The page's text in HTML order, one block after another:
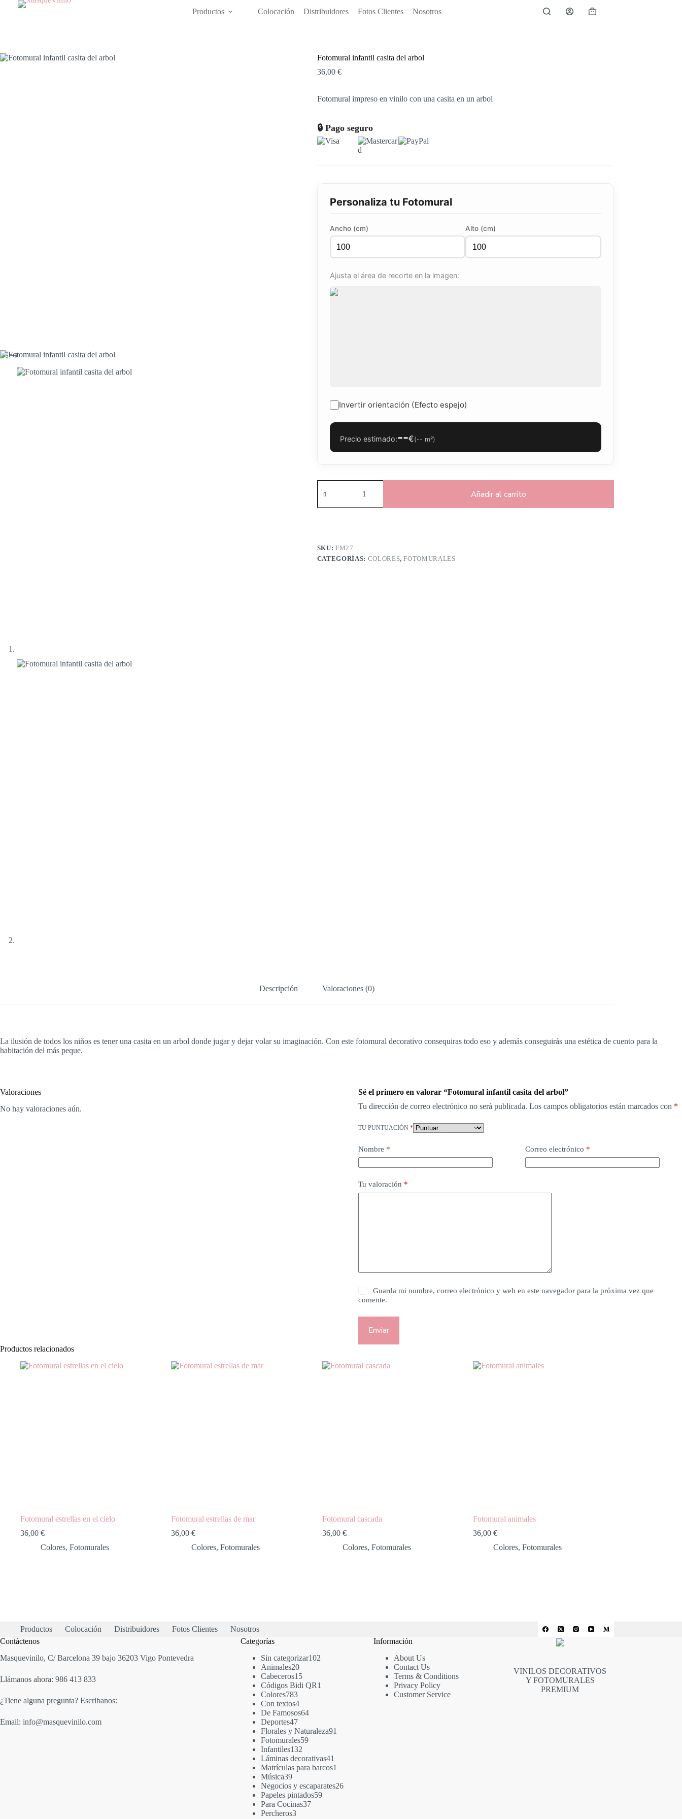
Productos Colocación Distribuidores Fotos Clientes Nosotros
Fotomural infantil casita del arbol
36,00 €
Fotomural impreso en vinilo con una casita en un arbol
🔒 Pago seguro
Personaliza tu Fotomural
Ancho (cm) Alto (cm)
Ajusta el área de recorte en la imagen:
Invertir orientación (Efecto espejo)
Precio estimado:--€(-- m²)
Añadir al carrito
SKU:FM27
CATEGORÍAS: COLORES,FOTOMURALES
Descripción Valoraciones (0)
La ilusión de todos los niños es tener una casita en un arbol donde jugar y dejar volar su imaginación. Con este fotomural decorativo consequiras todo eso y además conseguirás una estética de cuento para la
habitación del más peque.
Valoraciones
No hay valoraciones aún.
Sé el primero en valorar “Fotomural infantil casita del arbol”
Tu dirección de correo electrónico no será publicada. Los campos obligatorios están marcados con *
TU PUNTUACIÓN *
Nombre * Correo electrónico *
Tu valoración *
Guarda mi nombre, correo electrónico y web en este navegador para la próxima vez que
comente.
Enviar
Productos relacionados
Fotomural estrellas en el cielo
36,00 €
Colores, Fotomurales
Fotomural estrellas de mar
36,00€
Colores,Fotomurales
Fotomural cascada
36,00 €
Colores, Fotomurales
Fotomural animales
36,00€
Colores,Fotomurales
Productos Colocación Distribuidores Fotos Clientes
Nosotros
Contáctenos
Masquevinilo, C/ Barcelona 39 bajo 36203 Vigo Pontevedra
Llámanos ahora: 986 413 833
¿Tiene alguna pregunta? Escribanos:
Email: info@masquevinilo.com
Categorías
Sin categorizar102
Animales20
Cabeceros15
Códigos Bidi QR1
Colores783
Con textos4
De Famosos64
Deportes47
Florales y Naturaleza91
Fotomurales59
Infantiles132
Láminas decorativas41
Matrículas para barcos1
Música39
Negocios y escaparates26
Papeles pintados59
Para Cocinas37
Percheros3
Información
About Us
Contact Us
Terms & Conditions
Privacy Policy
Customer Service
VINILOS DECORATIVOS
Y FOTOMURALES
PREMIUM